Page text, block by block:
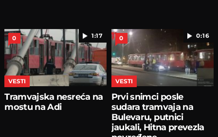
1:17
0
VESTI
Tramvajska nesreća na
mostu na Adi
0:16
0
VESTI
Prvi snimci posle
sudara tramvaja na
Bulevaru, putnici
jaukali, Hitna prevezla